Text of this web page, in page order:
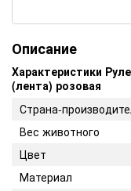
Описание
Характеристики
(лента) розовая
Страна-
Вес животного
Цвет
Материал